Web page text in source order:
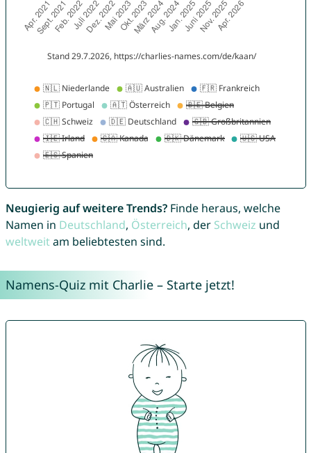
Neugierig auf weitere Trends?Finde heraus, welche
Namen in Deutschland, Österreich, der Schweiz und
weltweitam beliebtesten sind.
Namens-Quiz mit Charlie – Starte jetzt!